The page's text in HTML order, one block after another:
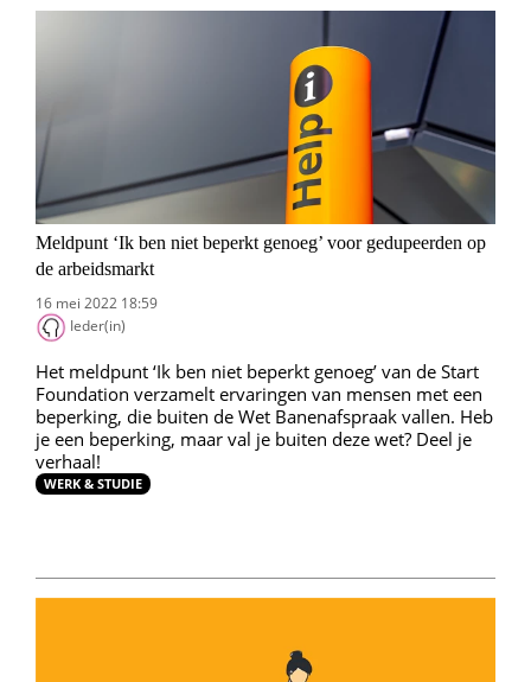
Meldpunt ‘Ik ben niet beperkt genoeg’ voor gedupeerden op
de arbeidsmarkt
16 mei 2022 18:59
Ieder(in)
Het meldpunt ‘Ik ben niet beperkt genoeg’ van de Start
Foundation verzamelt ervaringen van mensen met een
beperking, die buiten de Wet Banenafspraak vallen. Heb
je een beperking, maar val je buiten deze wet? Deel je
verhaal!
WERK & STUDIE